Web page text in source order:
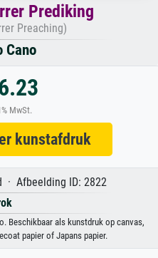
Prediking
Preaching)
Cano
MwSt.
kunstafdruk
· Afbeelding ID: 2822
Beschikbaar als kunstdruk op canvas,
papier of Japans papier.